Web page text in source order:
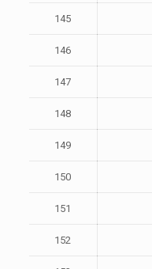
145
146
147
148
149
150
151
152